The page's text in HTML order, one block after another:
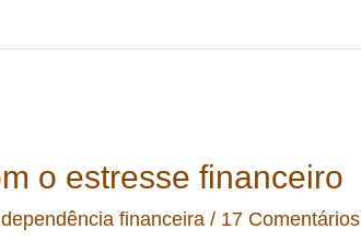
o estresse financeiro
financeira / 17 Comentários